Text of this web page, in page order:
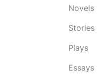
Novels
Stories
Plays
Essays